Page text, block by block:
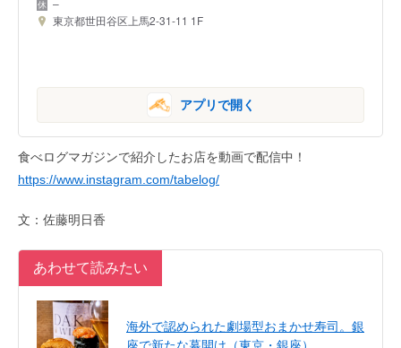
–
東京都世田谷区上馬2-31-11 1F
アプリで開く
食べログマガジンで紹介したお店を動画で配信中！
https://www.instagram.com/tabelog/
文：佐藤明日香
あわせて読みたい
海外で認められた劇場型おまかせ寿司。銀